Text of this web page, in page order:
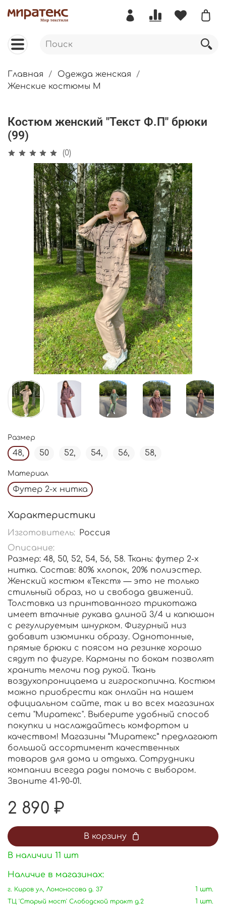
Главная
Одежда женская
Женские костюмы М
Костюм женский "Текст Ф.П" брюки
(99)
(0)
Размер
48, 50 52, 54, 56, 58,
Материал
Футер 2-х нитка
Характеристики
Изготовитель:
Россия
Описание:
Размер: 48, 50, 52, 54, 56, 58. Ткань: футер 2-х
нитка. Состав: 80% хлопок, 20% полиэстер.
Женский костюм «Текст» — это не только
стильный образ, но и свобода движений.
Толстовка из принтованного трикотажа
имеет втачные рукава длиной 3/4 и капюшон
с регулируемым шнурком. Фигурный низ
добавит изюминки образу. Однотонные,
прямые брюки с поясом на резинке хорошо
сядут по фигуре. Карманы по бокам позволят
хранить мелочи под рукой. Ткань
воздухопроницаема и гигроскопична. Костюм
можно приобрести как онлайн на нашем
официальном сайте, так и во всех магазинах
сети "Миратекс". Выберите удобный способ
покупки и наслаждайтесь комфортом и
качеством! Магазины “Миратекс” предлагают
большой ассортимент качественных
товаров для дома и отдыха. Сотрудники
компании всегда рады помочь с выбором.
Звоните 41-90-01.
2 890 ₽
В корзину
В наличии 11 шт
Наличие в магазинах:
г. Киров ул, Ломоносова д. 37
1 шт.
ТЦ 'Старый мост' Слободской тракт д.2
1 шт.